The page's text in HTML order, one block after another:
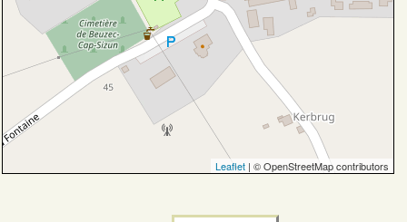
Leaflet | © OpenStreetMap contributors